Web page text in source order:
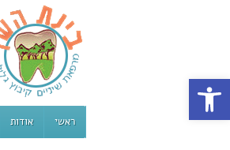
פתח סרגל נגישות
ראשי אודות